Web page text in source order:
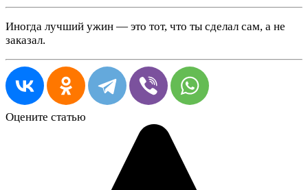
Иногда лучший ужин — это тот, что ты сделал сам, а не
заказал.
Оцените статью